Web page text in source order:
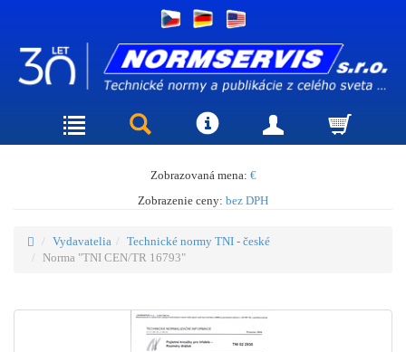
Zobrazovaná mena: €
Zobrazenie ceny: bez DPH
Vydavatelia
Technické normy TNI - české
Norma "TNI CEN/TR 16793"